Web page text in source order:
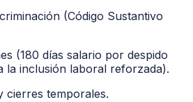
(Código Sustantivo
(180 días salario por despido
la inclusión laboral reforzada).
cierres temporales.